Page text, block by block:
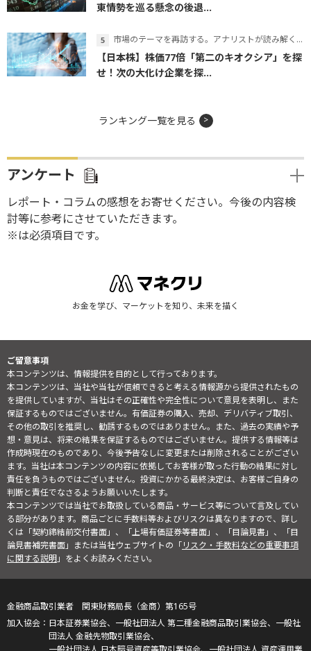
東情勢を巡る懸念の後退...
市場のテーマを再訪する。アナリストが読み解くテーマの本質
【日本株】株価77倍「第二のキオクシア」を探
せ！次の大化け企業を探...
ランキング一覧を見る
アンケート
レポート・コラムの感想をお寄せください。今後の内容検
討等に参考にさせていただきます。
※は必須項目です。
お金を学び、マーケットを知り、未来を描く
ご留意事項
本コンテンツは、情報提供を目的として行っております。
本コンテンツは、当社や当社が信頼できると考える情報源から提供されたもの
を提供していますが、当社はその正確性や完全性について意見を表明し、また
保証するものではございません。有価証券の購入、売却、デリバティブ取引、
その他の取引を推奨し、勧誘するものではありません。また、過去の実績や予
想・意見は、将来の結果を保証するものではございません。提供する情報等は
作成時現在のものであり、今後予告なしに変更または削除されることがござい
ます。当社は本コンテンツの内容に依拠してお客様が取った行動の結果に対し
責任を負うものではございません。投資にかかる最終決定は、お客様ご自身の
判断と責任でなさるようお願いいたします。
本コンテンツでは当社でお取扱している商品・サービス等について言及してい
る部分があります。商品ごとに手数料等およびリスクは異なりますので、詳し
くは「契約締結前交付書面」、「上場有価証券等書面」、「目論見書」、「目
論見書補完書面」または当社ウェブサイトの「リスク・手数料などの重要事項
に関する説明」をよくお読みください。
金融商品取引業者 関東財務局長（金商）第165号
日本証券業協会、一般社団法人 第二種金融商品取引業協会、一般社
団法人 金融先物取引業協会、